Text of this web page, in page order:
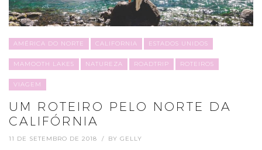
AMÉRICA DO NORTE CALIFORNIA ESTADOS UNIDOS
MAMOOTH LAKES NATUREZA ROADTRIP ROTEIROS
VIAGEM
UM ROTEIRO PELO NORTE DA
CALIFÓRNIA
11 DE SETEMBRO DE 2018 BY GELLY